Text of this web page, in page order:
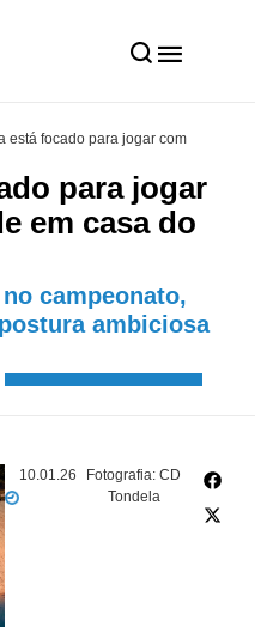
está focado para jogar com
para jogar
em casa do
campeonato,
ambiciosa
10.01.26
Fotografia: CD
Tondela